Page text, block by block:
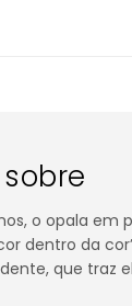
o opala em
dentro da
que traz